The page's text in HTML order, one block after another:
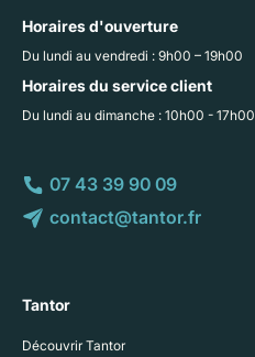
Horaires d'ouverture
Du lundi au vendredi : 9h00 – 19h00
Horaires du service client
Du lundi au dimanche : 10h00 - 17h00
07 43 39 90 09
contact@tantor.fr
Tantor
Découvrir Tantor